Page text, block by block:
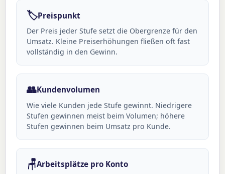
🏷️Preispunkt
Der Preis jeder Stufe setzt die Obergrenze für den
Umsatz. Kleine Preiserhöhungen fließen oft fast
vollständig in den Gewinn.
👥Kundenvolumen
Wie viele Kunden jede Stufe gewinnt. Niedrigere
Stufen gewinnen meist beim Volumen; höhere
Stufen gewinnen beim Umsatz pro Kunde.
🪑Arbeitsplätze pro Konto